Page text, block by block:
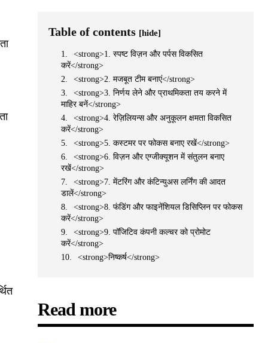
Table of contents [hide]
<strong>1. स्पष्ट विज़न और पर्पस विकसित
करें</strong>
<strong>2. मजबूत टीम बनाएं</strong>
<strong>3. निर्णय लेने और प्राथमिकता तय करने में
माहिर बनें</strong>
<strong>4. रेज़िलियन्स और अनुकूलन क्षमता विकसित
करें</strong>
<strong>5. कस्टमर पर फोकस बनाए रखें</strong>
<strong>6. विज़न और एग्जीक्यूशन में संतुलन बनाए
रखें</strong>
<strong>7. मेंटरिंग और कंटिन्युअस लर्निंग की आदत
डालें</strong>
<strong>8. फंडिंग और फाइनेंशियल डिसिप्लिन पर फोकस
करें</strong>
<strong>9. पॉजिटिव कंपनी कल्चर को प्रोमोट
करें</strong>
<strong>निष्कर्ष</strong>
Read more